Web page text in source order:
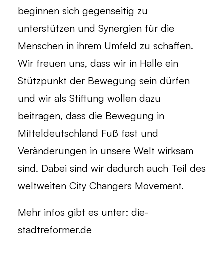
beginnen sich gegenseitig zu
unterstützen und Synergien für die
Menschen in ihrem Umfeld zu schaffen.
Wir freuen uns, dass wir in Halle ein
Stützpunkt der Bewegung sein dürfen
und wir als Stiftung wollen dazu
beitragen, dass die Bewegung in
Mitteldeutschland Fuß fast und
Veränderungen in unsere Welt wirksam
sind. Dabei sind wir dadurch auch Teil des
weltweiten City Changers Movement.
Mehr infos gibt es unter: die-
stadtreformer.de